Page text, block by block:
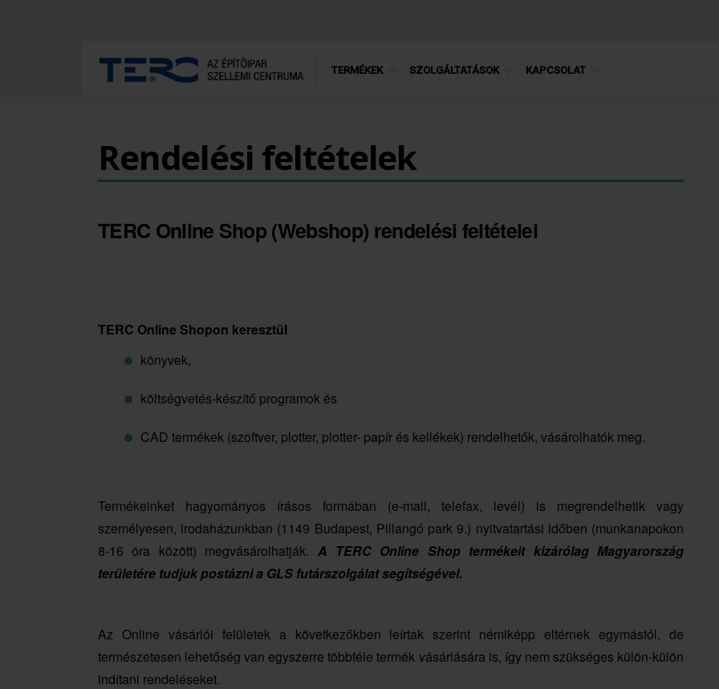
TERMÉKEK SZOLGÁLTATÁSOK KAPCSOLAT
Rendelési feltételek
TERC Online Shop (Webshop) rendelési feltételei
TERC Online Shopon keresztül
könyvek,
költségvetés-készítő programok és
CAD termékek (szoftver, plotter, plotter- papír és kellékek) rendelhetők, vásárolhatók meg.
Termékeinket hagyományos írásos formában (e-mail, telefax, levél) is megrendelhetik vagy
személyesen, irodaházunkban (1149 Budapest, Pillangó park 9.) nyitvatartási időben (munkanapokon
8-16 óra között) megvásárolhatják. A TERC Online Shop termékeit kizárólag Magyarország
területére tudjuk postázni a GLS futárszolgálat segítségével.
Az Online vásárlói felületek a következőkben leírtak szerint némiképp eltérnek egymástól, de
természetesen lehetőség van egyszerre többféle termék vásárlására is, így nem szükséges külön-külön
indítani rendeléseket.